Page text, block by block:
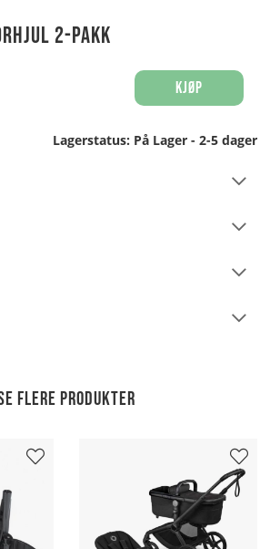
2-pakk
Kjøp
Lagerstatus: På Lager - 2-5 dager
flere produkter